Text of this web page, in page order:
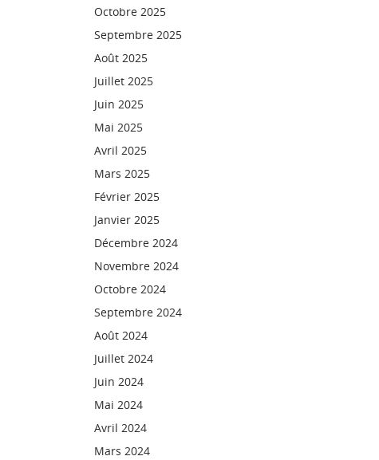
Octobre 2025
Septembre 2025
Août 2025
Juillet 2025
Juin 2025
Mai 2025
Avril 2025
Mars 2025
Février 2025
Janvier 2025
Décembre 2024
Novembre 2024
Octobre 2024
Septembre 2024
Août 2024
Juillet 2024
Juin 2024
Mai 2024
Avril 2024
Mars 2024